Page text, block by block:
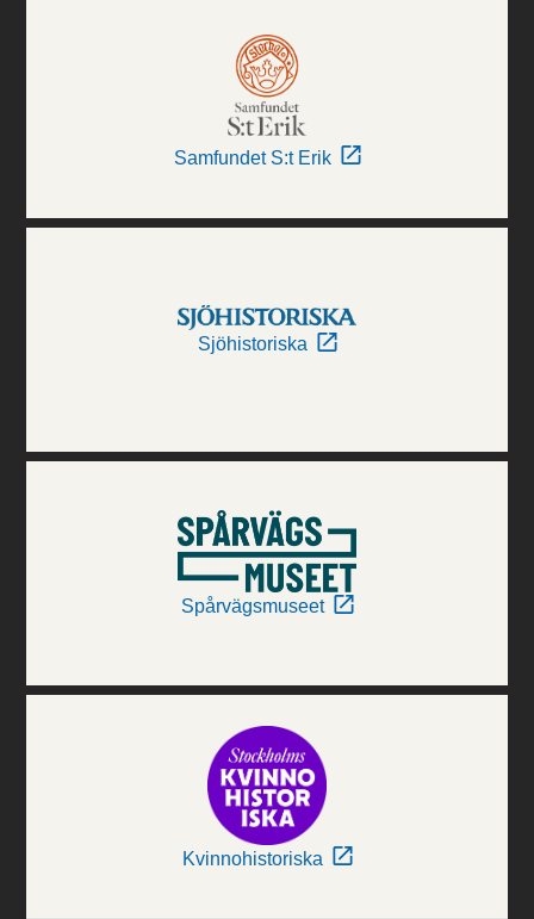
Samfundet S:t Erik
Sjöhistoriska
Spårvägsmuseet
Kvinnohistoriska